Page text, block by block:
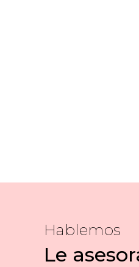
Hablemos
Le